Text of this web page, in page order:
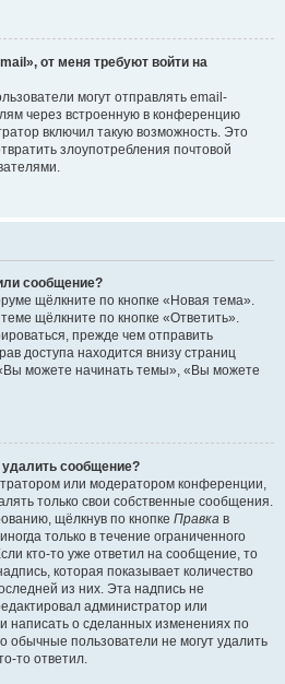
от меня требуют войти на
могут отправлять email-
через встроенную в конференцию
включил такую возможность. Это
злоупотребления почтовой
сообщение?
щёлкните по кнопке «Новая тема».
щёлкните по кнопке «Ответить».
прежде чем отправить
доступа находится внизу страниц
можете начинать темы», «Вы можете
удалить сообщение?
или модератором конференции,
только свои собственные сообщения.
щёлкнув по кнопке Правка в
только в течение ограниченного
кто-то уже ответил на сообщение, то
которая показывает количество
из них. Эта надпись не
администратор или
написать о сделанных изменениях по
обычные пользователи не могут удалить
то ответил.